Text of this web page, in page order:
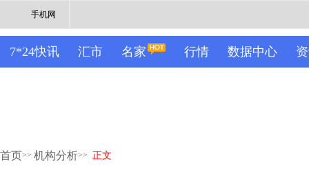
手机网
7*24快讯 汇市 名家 行情 数据中心
首页>> 机构分析>> 正文